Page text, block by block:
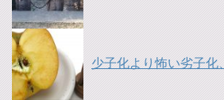
少子化より怖い劣子